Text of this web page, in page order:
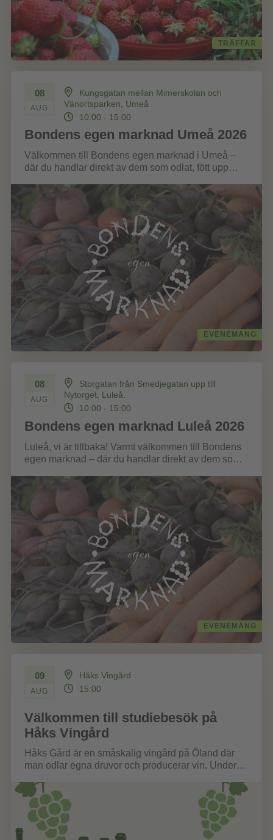
TRÄFFAR
08
AUG
Kungsgatan mellan Mimerskolan och
Vänortsparken, Umeå
10:00 - 15:00
EVENEMANG
Bondens egen marknad Umeå 2026
Välkommen till Bondens egen marknad i Umeå –
där du handlar direkt av dem som odlat, fött upp
08
AUG
Storgatan från Smedjegatan upp till
Nytorget, Luleå.
10:00 - 15:00
EVENEMANG
Bondens egen marknad Luleå 2026
Luleå, vi är tillbaka! Varmt välkommen till Bondens
egen marknad – där du handlar direkt av dem som
09
AUG
Håks Vingård
15:00
Välkommen till studiebesök på
Håks Vingård
Håks Gård är en småskalig vingård på Öland där
man odlar egna druvor och producerar vin. Under